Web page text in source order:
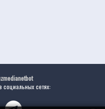
сетях: